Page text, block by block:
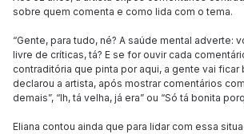
sobre quem comenta e como lida com o tema.
“Gente, para tudo, né? A saúde mental adverte:
livre de críticas, tá? E se for ouvir cada
contraditória que pinta por aqui, a gente vai ficar
declarou a artista, após mostrar comentários
demais”, “Ih, tá velha, já era” ou “Só tá bonita
Eliana contou ainda que para lidar com essa